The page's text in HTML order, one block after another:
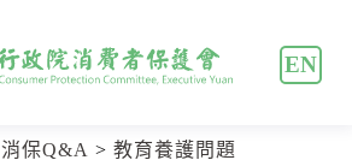
EN
消保Q&A 教育養護問題